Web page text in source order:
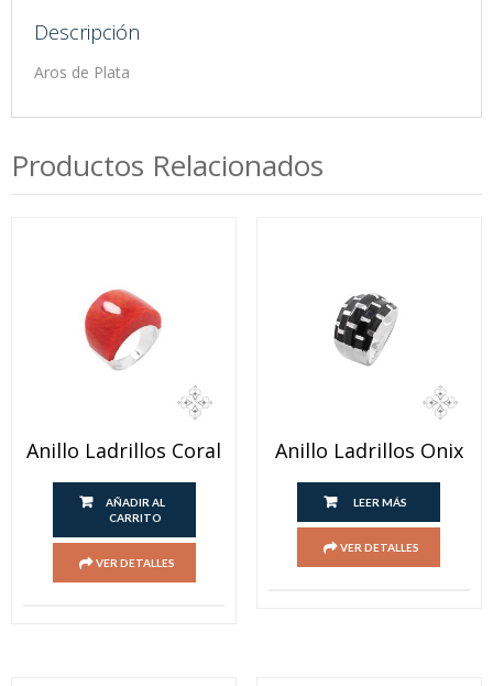
Descripción
Aros de Plata
Productos Relacionados
Anillo Ladrillos Coral
AÑADIR AL
CARRITO
VER DETALLES
Anillo Ladrillos Onix
LEER MÁS
VER DETALLES